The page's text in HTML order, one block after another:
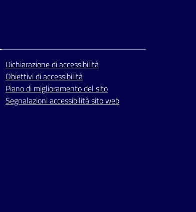
Dichiarazione di accessibilità
Obiettivi di accessibilità
Piano di miglioramento del sito
Segnalazioni accessibilità sito web